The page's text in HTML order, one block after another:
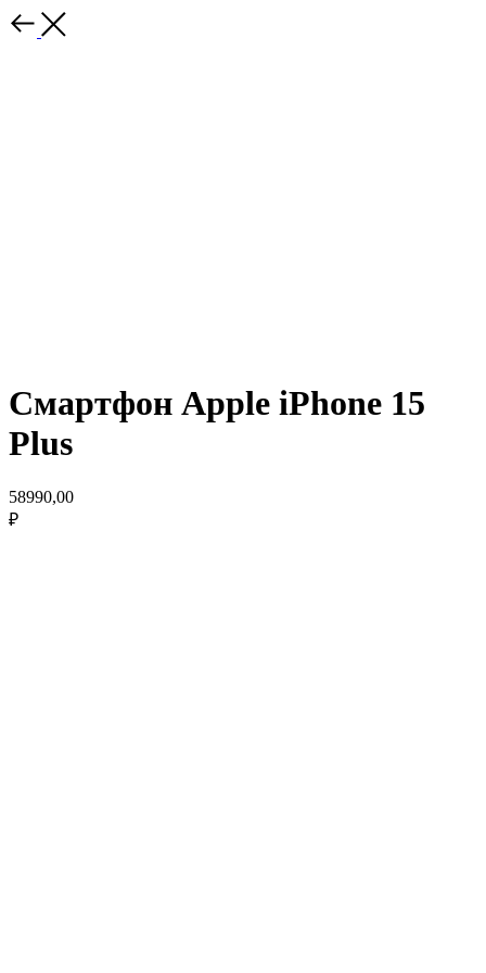
Смартфон Apple iPhone 15
Plus
58990,00
₽